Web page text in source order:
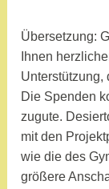
Übersetzung:
Ihnen
Unterstützung,
Die Spenden
zugute.
mit den
wie die des
größere